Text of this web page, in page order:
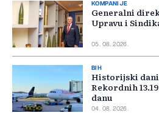
KOMPANIJE
Generalni
Upravu i
05. 08. 2026.
BIH
Historijski dani
Rekordnih
danu
04. 08. 2026.